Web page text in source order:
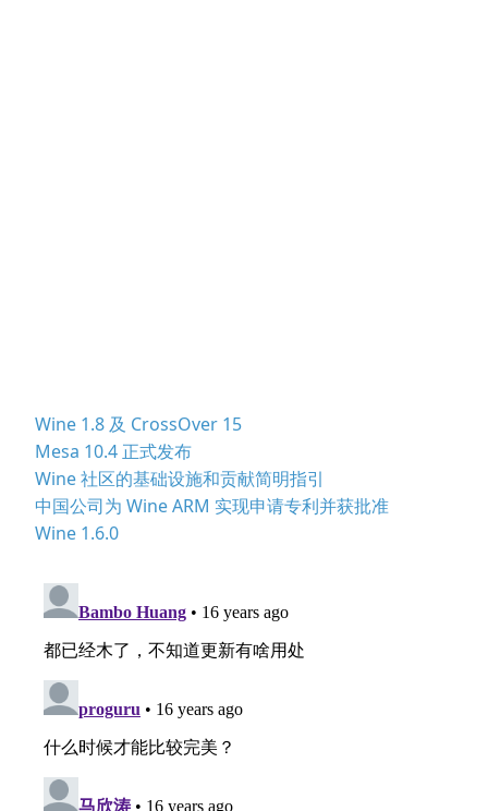
Wine 1.8 及 CrossOver 15
Mesa 10.4 正式发布
Wine 社区的基础设施和贡献简明指引
中国公司为 Wine ARM 实现申请专利并获批准
Wine 1.6.0